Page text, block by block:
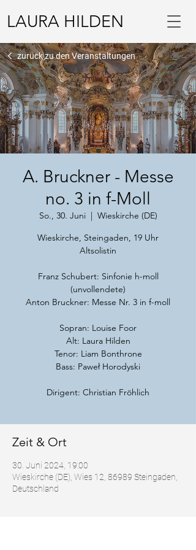
LAURA HILDEN
A. Bruckner - Messe
no. 3 in f-Moll
So., 30. Juni
  |
Wieskirche (DE)
Wieskirche, Steingaden, 19 Uhr
Altsolistin
Franz Schubert: Sinfonie h-moll
(unvollendete)
Anton Bruckner: Messe Nr. 3 in f-moll
Sopran: Louise Foor
Alt: Laura Hilden
Tenor: Liam Bonthrone
Bass: Paweł Horodyski
Dirigent: Christian Fröhlich
Zeit & Ort
30. Juni 2024, 19:00
Wieskirche (DE), Wies 12, 86989 Steingaden,
Deutschland
zurück zu den Veranstaltungen